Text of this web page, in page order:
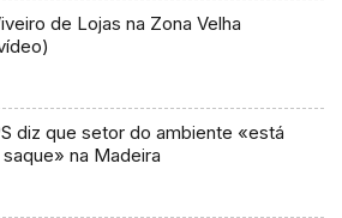
de Lojas na Zona Velha
diz que setor do ambiente «está
saque» na Madeira